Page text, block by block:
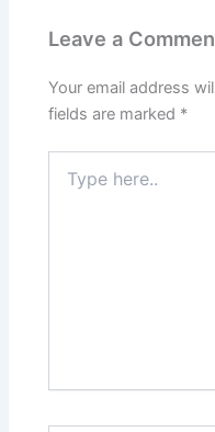
Leave a
Your email address
fields are marked *
here..